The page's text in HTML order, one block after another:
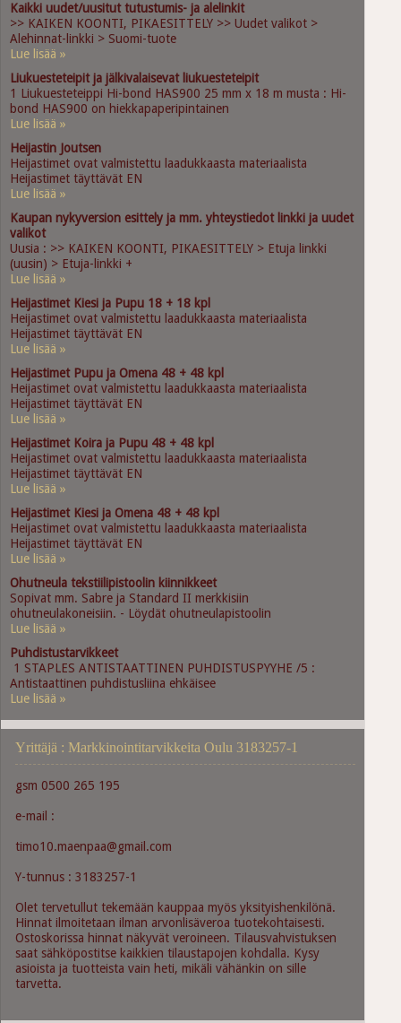
Kaikki uudet/uusitut tutustumis- ja alelinkit
>> KAIKEN KOONTI, PIKAESITTELY >> Uudet valikot >
Alehinnat-linkki > Suomi-tuote
Lue lisää »
Liukuesteteipit ja jälkivalaisevat liukuesteteipit
1 Liukuesteteippi Hi-bond HAS900 25 mm x 18 m musta : Hi-
bond HAS900 on hiekkapaperipintainen
Lue lisää »
Heijastin Joutsen
Heijastimet ovat valmistettu laadukkaasta materiaalista
Heijastimet täyttävät EN
Lue lisää »
Kaupan nykyversion esittely ja mm. yhteystiedot linkki ja uudet
valikot
Uusia : >> KAIKEN KOONTI, PIKAESITTELY > Etuja linkki
(uusin) > Etuja-linkki +
Lue lisää »
Heijastimet Kiesi ja Pupu 18 + 18 kpl
Heijastimet ovat valmistettu laadukkaasta materiaalista
Heijastimet täyttävät EN
Lue lisää »
Heijastimet Pupu ja Omena 48 + 48 kpl
Heijastimet ovat valmistettu laadukkaasta materiaalista
Heijastimet täyttävät EN
Lue lisää »
Heijastimet Koira ja Pupu 48 + 48 kpl
Heijastimet ovat valmistettu laadukkaasta materiaalista
Heijastimet täyttävät EN
Lue lisää »
Heijastimet Kiesi ja Omena 48 + 48 kpl
Heijastimet ovat valmistettu laadukkaasta materiaalista
Heijastimet täyttävät EN
Lue lisää »
Ohutneula tekstiilipistoolin kiinnikkeet
Sopivat mm. Sabre ja Standard II merkkisiin
ohutneulakoneisiin. - Löydät ohutneulapistoolin
Lue lisää »
Puhdistustarvikkeet
1 STAPLES ANTISTAATTINEN PUHDISTUSPYYHE /5 :
Antistaattinen puhdistusliina ehkäisee
Lue lisää »
Yrittäjä : Markkinointitarvikkeita Oulu 3183257-1
gsm 0500 265 195
e-mail :
timo10.maenpaa@gmail.com
Y-tunnus : 3183257-1
Olet tervetullut tekemään kauppaa myös yksityishenkilönä.
Hinnat ilmoitetaan ilman arvonlisäveroa tuotekohtaisesti.
Ostoskorissa hinnat näkyvät veroineen. Tilausvahvistuksen
saat sähköpostitse kaikkien tilaustapojen kohdalla. Kysy
asioista ja tuotteista vain heti, mikäli vähänkin on sille
tarvetta.